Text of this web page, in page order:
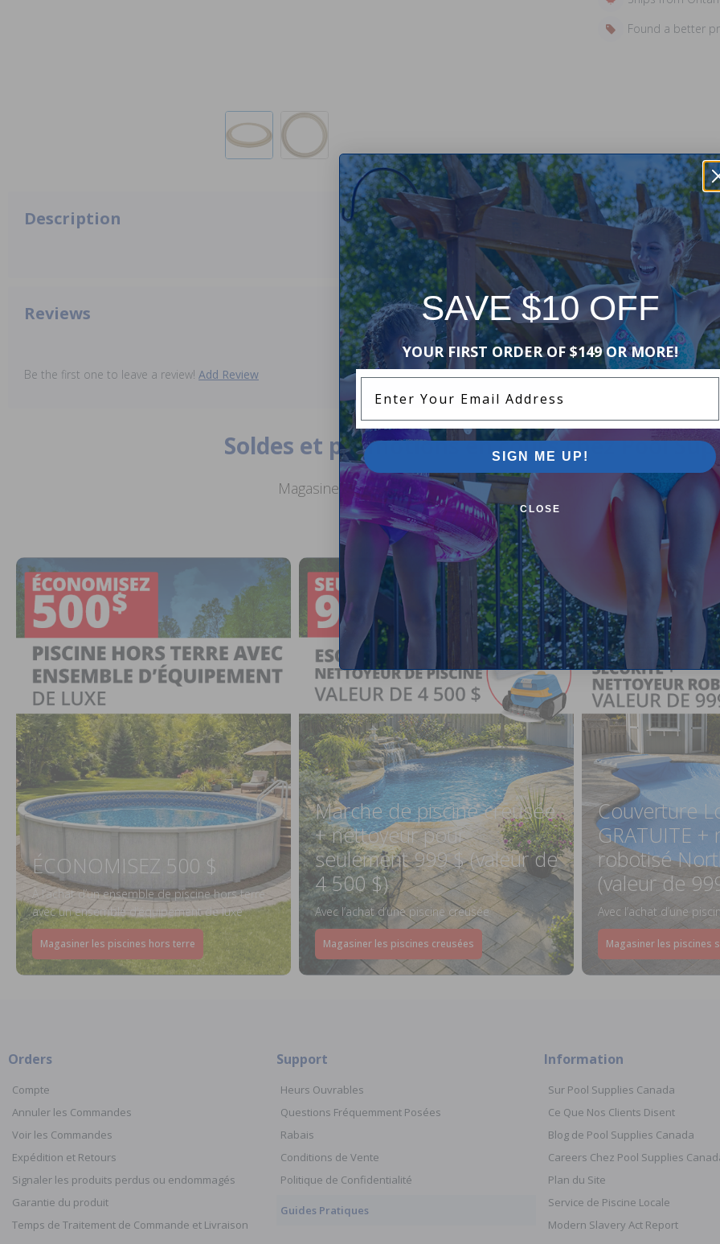
Found a better
Description
Reviews
Be the first one to leave a review! Add Review
Soldes et promotions en cours chez Pool
Magasinez des offres sur les piscines hors terre, les piscines semi-
ensembles de piscines creusées et plus encore.
ÉCONOMISEZ 500 $
À l’achat d’un ensemble de piscine hors terre
avec un ensemble d’équipement de luxe
Magasiner les piscines hors terre
Marche de piscine creusée
+ nettoyeur pour
seulement 999 $ (valeur de
4 500 $)
Avec l’achat d’une piscine creusée
Magasiner les piscines creusées
Couverture
GRATUITE
robotisé
(valeur de
Avec l’achat d’une
Magasiner les piscines
Orders
Compte
Annuler les Commandes
Voir les Commandes
Expédition et Retours
Signaler les produits perdus ou endommagés
Garantie du produit
Temps de Traitement de Commande et Livraison
Support
Heurs Ouvrables
Questions Fréquemment Posées
Rabais
Conditions de Vente
Politique de Confidentialité
Guides Pratiques
Information
Sur Pool Supplies Canada
Ce Que Nos Clients Disent
Blog de Pool Supplies Canada
Careers Chez Pool Supplies
Plan du Site
Service de Piscine Locale
Modern Slavery Act Report
SAVE $10 OFF
YOUR FIRST ORDER OF $149 OR MORE!
SIGN ME UP!
CLOSE